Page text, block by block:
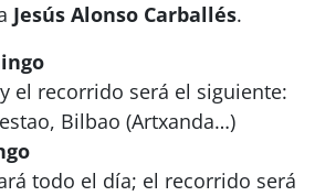
Jesús Alonso Carballés.
el recorrido será el siguiente:
Bilbao (Artxanda…)
todo el día; el recorrido será